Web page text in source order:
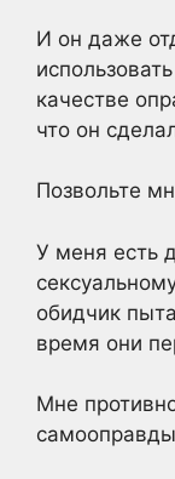
И он даже
качестве
что он
Позвольте
У меня есть
обидчик
время они
Мне